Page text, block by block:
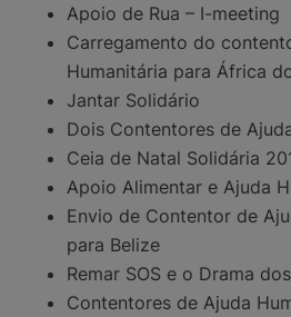
Apoio de Rua – I-meeting
Carregamento do
Humanitária para África
Jantar Solidário
Dois Contentores de
Ceia de Natal Solidária
Apoio Alimentar e Ajuda
Envio de Contentor de
para Belize
Remar SOS e o Drama
Contentores de Ajuda